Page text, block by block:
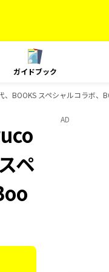
ガイドブック
BOOKS スペシャルコラボ、
ペ
AD